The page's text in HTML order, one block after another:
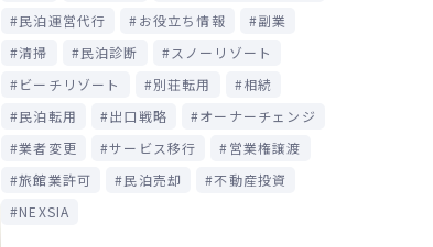
民泊運営代行
お役立ち情報
副業
清掃
民泊診断
スノーリゾート
ビーチリゾート
別荘転用
相続
民泊転用
出口戦略
オーナーチェンジ
業者変更
サービス移行
営業権譲渡
旅館業許可
民泊売却
不動産投資
NEXSIA